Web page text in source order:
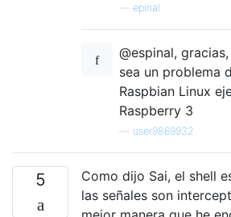
epinal
@espinal,
sea un problema
Raspbian Linux
Raspberry 3
user9869932
5
Como dijo Sai, el shell
las señales son